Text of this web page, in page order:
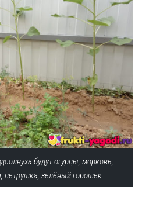
будут огурцы, морковь,
петрушка, зелёный горошек.